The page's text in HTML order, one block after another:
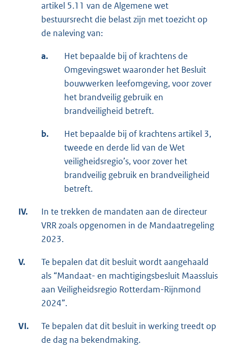
artikel 5.11 van de Algemene wet
bestuursrecht die belast zijn met toezicht op
de naleving van:
a.
Het bepaalde bij of krachtens de
Omgevingswet waaronder het Besluit
bouwwerken leefomgeving, voor zover
het brandveilig gebruik en
brandveiligheid betreft.
b.
Het bepaalde bij of krachtens artikel 3,
tweede en derde lid van de Wet
veiligheidsregio’s, voor zover het
brandveilig gebruik en brandveiligheid
betreft.
IV.
In te trekken de mandaten aan de directeur
VRR zoals opgenomen in de Mandaatregeling
2023.
V.
Te bepalen dat dit besluit wordt aangehaald
als “Mandaat- en machtigingsbesluit Maassluis
aan Veiligheidsregio Rotterdam-Rijnmond
2024”.
VI.
Te bepalen dat dit besluit in werking treedt op
de dag na bekendmaking.